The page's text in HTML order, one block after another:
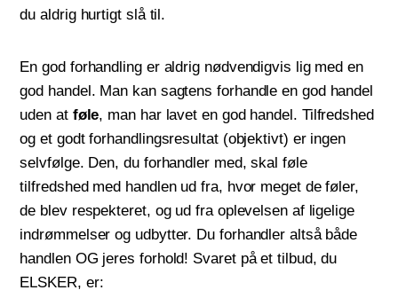
du aldrig hurtigt slå til.
En god forhandling er aldrig nødvendigvis lig med en
god handel. Man kan sagtens forhandle en god handel
uden at føle, man har lavet en god handel. Tilfredshed
og et godt forhandlingsresultat (objektivt) er ingen
selvfølge. Den, du forhandler med, skal føle
tilfredshed med handlen ud fra, hvor meget de føler,
de blev respekteret, og ud fra oplevelsen af ligelige
indrømmelser og udbytter. Du forhandler altså både
handlen OG jeres forhold! Svaret på et tilbud, du
ELSKER, er: